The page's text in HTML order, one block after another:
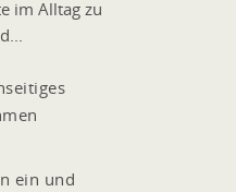
im Alltag zu
ein und